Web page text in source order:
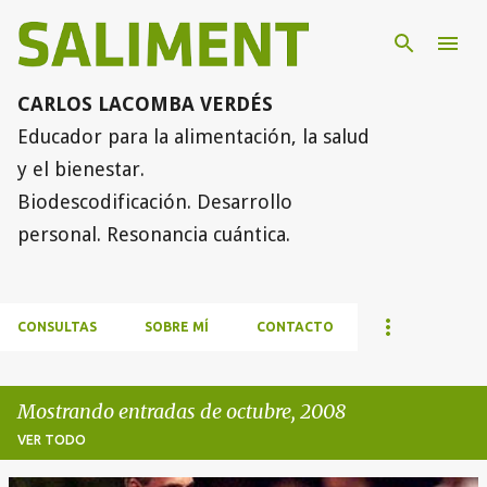
Ir al contenido principal
CARLOS LACOMBA VERDÉS
Educador para la alimentación, la salud
y el bienestar.
Biodescodificación. Desarrollo
personal. Resonancia cuántica.
CONSULTAS SOBRE MÍ CONTACTO
Mostrando entradas de octubre, 2008
VER TODO